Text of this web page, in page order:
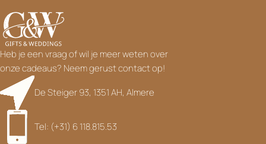
Heb je een vraag of wil je meer weten over
onze cadeaus? Neem gerust contact op!
De Steiger 93, 1351 AH, Almere
Tel: (+31) 6 118.815.53